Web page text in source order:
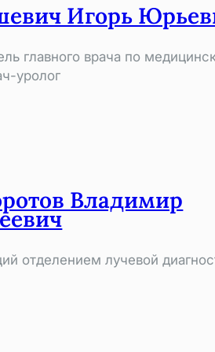
Игорь
главного врача по
уролог
Владимир
отделением лучевой